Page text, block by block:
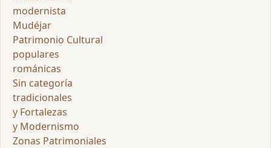
modernista
Mudéjar
Patrimonio Cultural
populares
románicas
Sin categoría
tradicionales
y Fortalezas
y Modernismo
Zonas Patrimoniales